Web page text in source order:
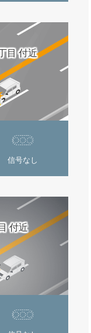
目 付近
信号なし
付近